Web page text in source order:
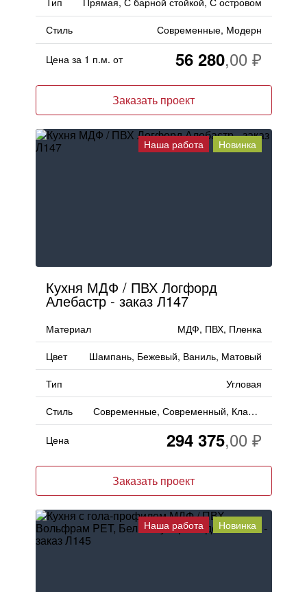
Стиль
Современные, Модерн
Цена за 1 п.м. от 56 280
Заказать проект
Наша работа Новинка
Кухня МДФ / ПВХ Логфорд
Алебастр - заказ Л147
Материал
МДФ, ПВХ, Пленка
Цвет
Шампань, Бежевый, Ваниль, Матовый
Тип
Угловая
Стиль
Современные, Современный, Классический, Неоклассика
Цена 294 375
Заказать проект
Наша работа Новинка